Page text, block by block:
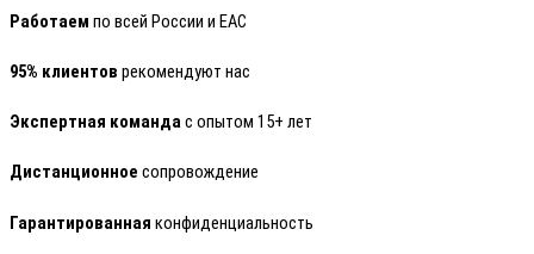
Работаем по всей России и ЕАС
95% клиентов рекомендуют нас
Экспертная командас опытом 15+ лет
Дистанционное сопровождение
Гарантированная конфиденциальность